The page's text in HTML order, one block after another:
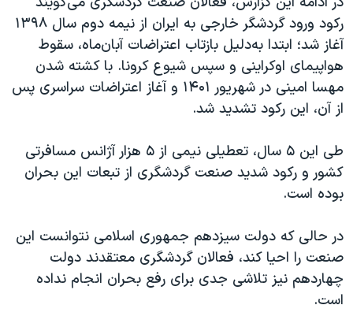
رکود ورود گردشگر خارجی به ایران از نیمه دوم سال ۱۳۹۸
آغاز شد؛ ابتدا به‌دلیل بازتاب اعتراضات آبان‌ماه، سقوط
هواپیمای اوکراینی و سپس شیوع کرونا. با کشته شدن
مهسا امینی در شهریور ۱۴۰۱ و آغاز اعتراضات سراسری پس
از آن، این رکود تشدید شد.
طی این ۵ سال، تعطیلی نیمی از ۵ هزار آژانس مسافرتی
کشور و رکود شدید صنعت گردشگری از تبعات این بحران
بوده است.
در حالی که دولت سیزدهم جمهوری اسلامی نتوانست این
صنعت را احیا کند، فعالان گردشگری معتقدند دولت
چهاردهم نیز تلاشی جدی برای رفع بحران انجام نداده
است.